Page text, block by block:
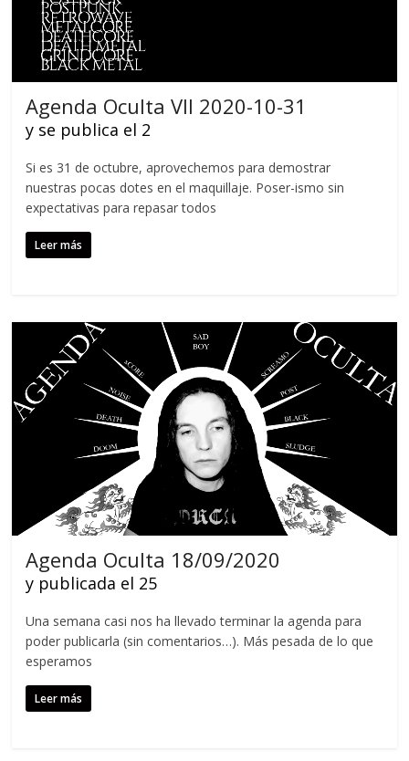
Agenda Oculta VII 2020-10-31
y se publica el 2
Si es 31 de octubre, aprovechemos para demostrar
nuestras pocas dotes en el maquillaje. Poser-ismo sin
expectativas para repasar todos
Leer más
Agenda Oculta 18/09/2020
y publicada el 25
Una semana casi nos ha llevado terminar la agenda para
poder publicarla (sin comentarios…). Más pesada de lo que
esperamos
Leer más